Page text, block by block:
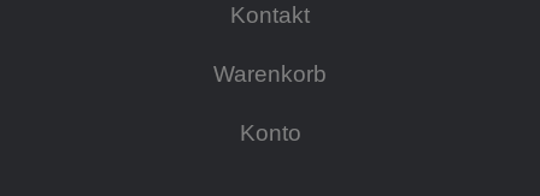
Kontakt
Warenkorb
Konto